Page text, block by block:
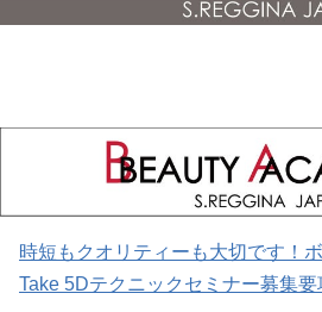
時短もクオリティーも大切です！
Take 5Dテクニックセミナー募集要